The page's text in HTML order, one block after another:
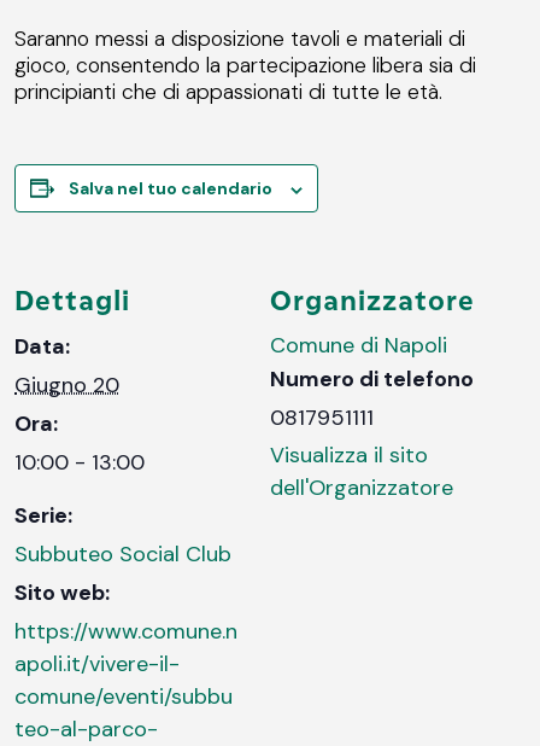
Saranno messi a disposizione tavoli e materiali di
gioco, consentendo la partecipazione libera sia di
principianti che di appassionati di tutte le età.
Salva nel tuo calendario
Dettagli
Data:
Giugno 20
Ora:
10:00 - 13:00
Serie:
Subbuteo Social Club
Sito web:
https://www.comune.n
apoli.it/vivere-il-
comune/eventi/subbu
teo-al-parco-
Organizzatore
Comune di Napoli
Numero di telefono
0817951111
Visualizza il sito
dell'Organizzatore